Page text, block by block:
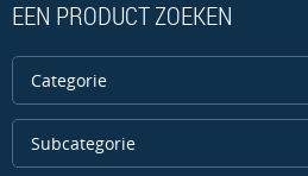
EEN PRODUCT ZOEKEN
Categorie
Subcategorie